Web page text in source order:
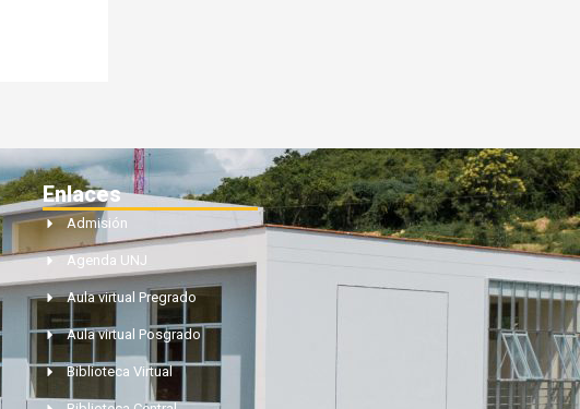
Enlaces
Admisión
Agenda UNJ
Aula virtual Pregrado
Aula virtual Posgrado
Biblioteca Virtual